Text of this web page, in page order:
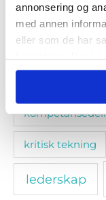
annonsering og
med annen
eller som de har
kritisk tekning
lederskap